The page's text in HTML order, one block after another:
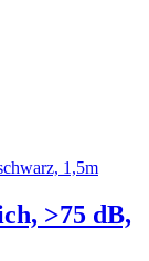
>75 dB,